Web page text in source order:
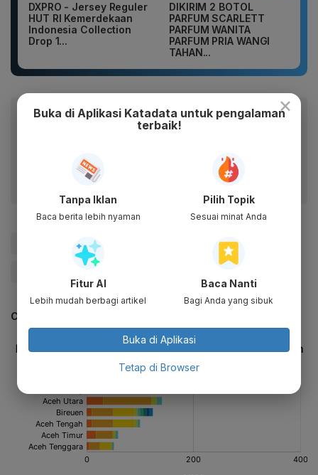
DXPRO - Jersey Reguler
HUT RI Kemerdekaan
Indonesia Collection
Drop 1...
DIKIRIM 2 BOTOL
PARFUM SCARLETT
PARFUM WANITA
PARFUM PRIA WANGI
TAHAN...
Baca artikel ini lewat aplikasi mobile.
#Pascabencana #Sumut
#Banjir
CEK JUGA DATA INI
×
Buka di Aplikasi Katadata untuk pengalaman
terbaik!
Tanpa Iklan
Baca berita lebih nyaman
Pilih Topik
Sesuai minat Anda
Fitur AI
Lebih mudah berbagi artikel
Baca Nanti
Bagi Anda yang sibuk
Buka di Aplikasi
Tetap di Browser